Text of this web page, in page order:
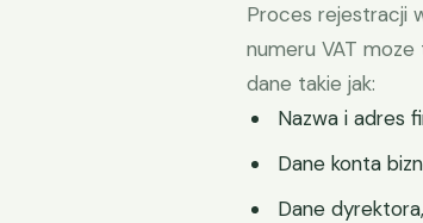
Proces rejestracji
numeru VAT
dane takie jak:
Nazwa i adres
Dane konta
Dane dyrektora,